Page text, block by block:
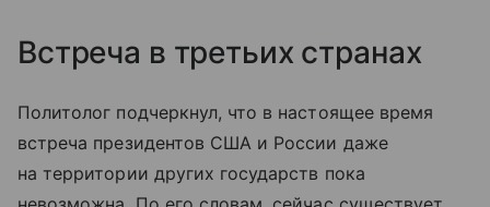
Встреча в третьих странах
Политолог подчеркнул, что в настоящее время
встреча президентов США и России даже
на территории других государств пока